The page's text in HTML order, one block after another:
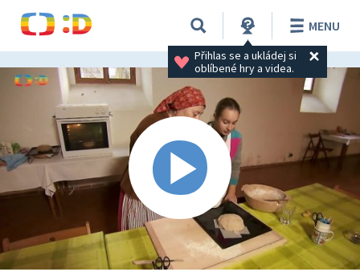
Přihlas se a ukládej si
oblíbené hry a videa.
MENU